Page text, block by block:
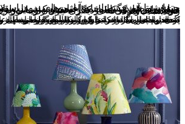
حتما شما هم چشمتان به آباژورهای بدون استفاده در کنار تختخواب و یا هر نقطه دیگر از خانه افتاده است، علت بلا استفاده بودن را میتوان در آباژور نامناسب جستجو کرد. در واقع خرید آباژور در دسته خرید هایی است که در کنار بخشیدن زیبایی به خانه و محیط اتاق خواب باید ویژگی های دیگری چون زاویه نورپردازی، جنس و رنگ آن را داشته باشد.
به همان اندازه که خرید آباژور مناسب جلوه زیبایی را به محیط خانه ما میدهد به همان اندازه نیز خرید یک آباژور نامناسب علاوه بر اتلاف و هدر دادن پولمان می تواند نمای دکوراسیون داخلی خانه را دستخوش ناهماهنگی کند. در ادامه ما به نکاتی که باید در هنگام خرید آباژور به آنها دقت کنیم پرداختیم پس اگر قصد خرید آباژور را دارید پیشنهاد ما این است پیش از انتخاب حتما مطالب را تا پایان مطالعه بفرمایید.